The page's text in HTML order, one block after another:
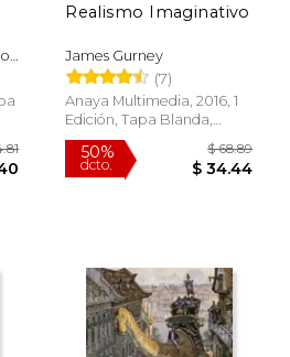
Realismo Imaginativo
James Gurney
(7)
Anaya Multimedia, 2016, 1
Edición, Tapa Blanda,
Nuevo